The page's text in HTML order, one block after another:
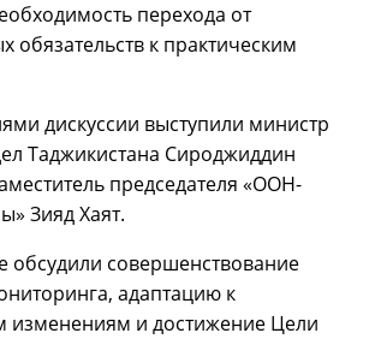
перехода от
обязательств к практическим
дискуссии выступили министр
Таджикистана Сироджиддин
председателя «ООН-
Зияд Хаят.
обсудили совершенствование
адаптацию к
изменениям и достижение Цели